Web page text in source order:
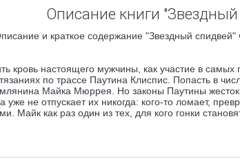
Описание книги
и краткое содержание "Звездный спидвей"
кровь настоящего мужчины, как участие в
по трассе Паутина Клиспис. Попасть в
Майка Мюррея. Но законы Паутины
уже не отпускает их никогда: кого-то ломает,
Майк как раз один из тех, для кого гонки